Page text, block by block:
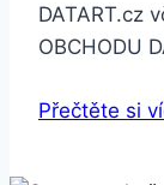
DATART.cz
OBCHODU
Přečtěte si